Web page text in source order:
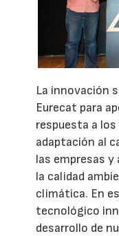
La innovación
Eurecat para
respuesta a
adaptación al
las empresas y
la calidad
climática. En
tecnológico
desarrollo de